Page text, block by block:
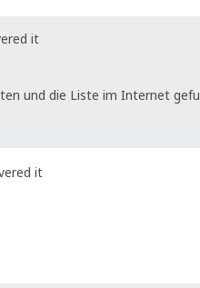
it
und die Liste im Internet
it